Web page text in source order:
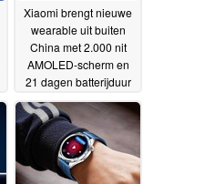
Xiaomi brengt nieuwe
wearable uit buiten
China met 2.000 nit
AMOLED-scherm en
21 dagen batterijduur
26-05-2026